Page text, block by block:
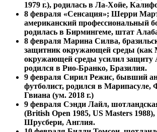
1979 г.), родилась в Ла-Хойе,
8 февраля «Сенсация»; Шерри
американский профессиональный
родилась в Бирмингеме, штат
8 февраля Марина Силва,
защитник окружающей среды (как
окружающей среды усилил защиту
родился в Рио-Бранко, Бразилия.
9 февраля Сирил Режис, бывший
футболист, родился в Марипасуле,
Гвиана (ум. 2018 г.)
9 февраля Сэнди Лайл,
(British Open 1985, US Masters 1988),
Шрусбери, Англия.